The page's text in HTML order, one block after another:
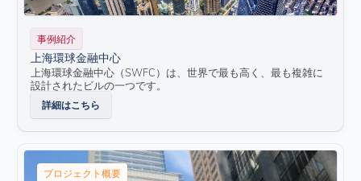
配置とツーリングの時間を確保するための長寿命化
環境への配慮
低VOC（揮発性有機化合物）含有量
LEEDプログラムの要件を上回っています
事例紹介
上海環球金融中心
上海環球金融中心（SWFC）は、世界で最も高く、最も複雑に
設計されたビルの一つです。
詳細はこちら
プロジェクト概要